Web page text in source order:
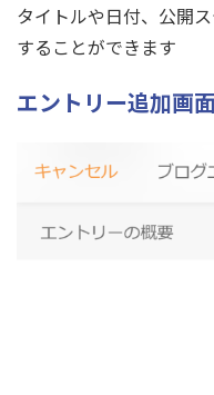
タイトルや日付、公開
することができます
エントリー追加画